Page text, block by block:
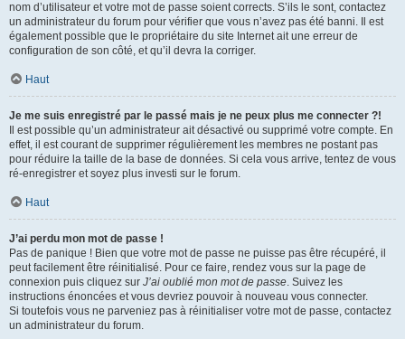
nom d’utilisateur et votre mot de passe soient corrects. S’ils le sont, contactez
un administrateur du forum pour vérifier que vous n’avez pas été banni. Il est
également possible que le propriétaire du site Internet ait une erreur de
configuration de son côté, et qu’il devra la corriger.
Haut
Je me suis enregistré par le passé mais je ne peux plus me connecter ?!
Il est possible qu’un administrateur ait désactivé ou supprimé votre compte. En
effet, il est courant de supprimer régulièrement les membres ne postant pas
pour réduire la taille de la base de données. Si cela vous arrive, tentez de vous
ré-enregistrer et soyez plus investi sur le forum.
Haut
J’ai perdu mon mot de passe !
Pas de panique ! Bien que votre mot de passe ne puisse pas être récupéré, il
peut facilement être réinitialisé. Pour ce faire, rendez vous sur la page de
connexion puis cliquez sur J’ai oublié mon mot de passe. Suivez les
instructions énoncées et vous devriez pouvoir à nouveau vous connecter.
Si toutefois vous ne parveniez pas à réinitialiser votre mot de passe, contactez
un administrateur du forum.